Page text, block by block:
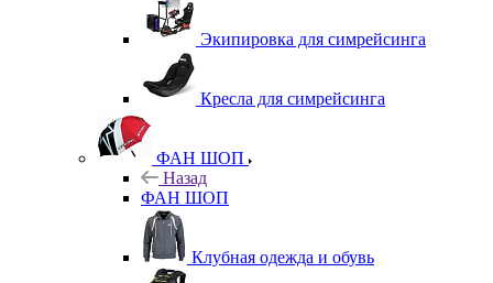
Экипировка для симрейсинга
Кресла для симрейсинга
ФАН ШОП
Назад
ФАН ШОП
Клубная одежда и обувь